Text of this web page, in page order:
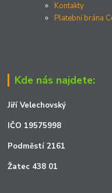
Kontakty
Platební brána
Kde nás najdete:
Jiří Velechovský
IČO 19575998
Podměstí 2161
Žatec 438 01